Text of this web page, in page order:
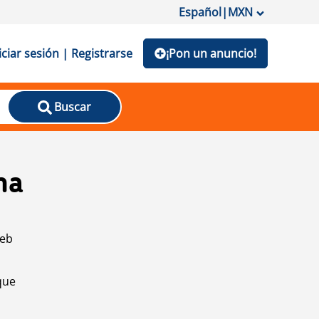
Español|MXN
sesión | Registrarse ¡Pon un anuncio!
Buscar